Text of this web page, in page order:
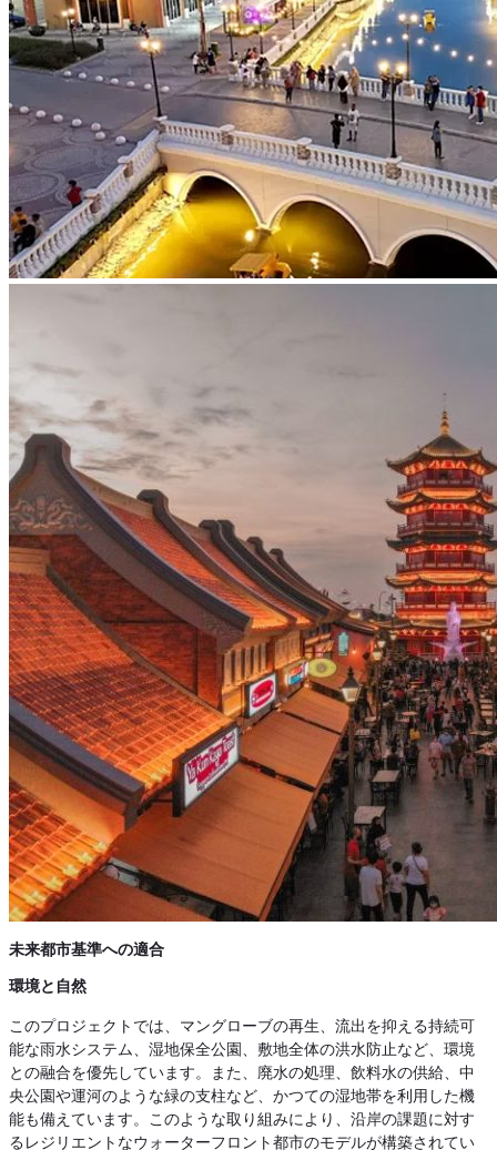
未来都市基準への適合
環境と自然
このプロジェクトでは、マングローブの再生、流出を抑える持続可
能な雨水システム、湿地保全公園、敷地全体の洪水防止など、環境
との融合を優先しています。また、廃水の処理、飲料水の供給、中
央公園や運河のような緑の支柱など、かつての湿地帯を利用した機
能も備えています。このような取り組みにより、沿岸の課題に対す
るレジリエントなウォーターフロント都市のモデルが構築されてい